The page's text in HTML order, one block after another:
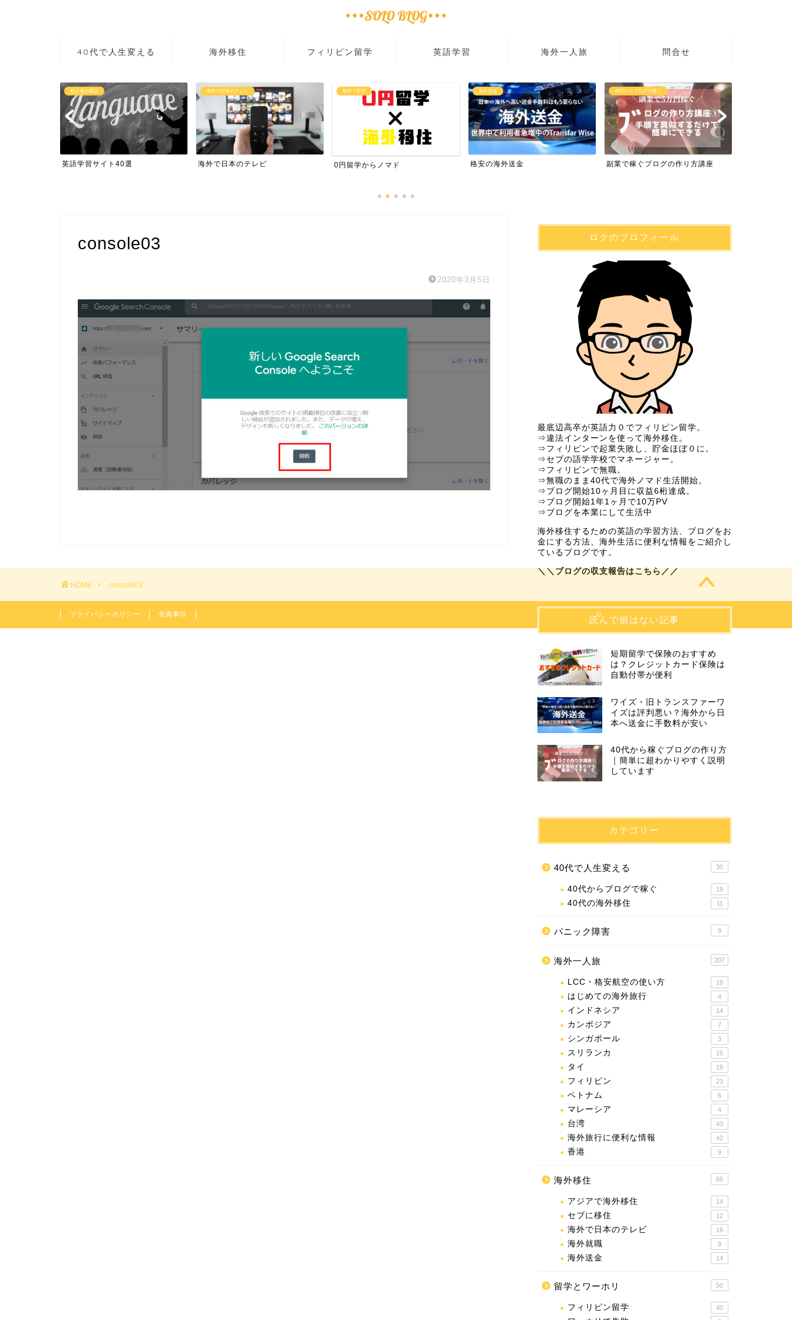
40代で人生変える 海外移住 フィリピン留学 英語学習 海外一人旅 問合せ
初心者の英語
英語学習サイト40選
海外で日本のテレビ
海外で日本のテレビ
無料で留学
0円留学からノマド
海外送金
格安の海外送金
40代からブログで稼ぐ
副業で稼ぐブログの作り方講座
console03
2020年3月5日
ロクのプロフィール
最底辺高卒が英語力０でフィリピン留学。
⇒違法インターンを使って海外移住。
⇒フィリピンで起業失敗し、貯金ほぼ０に。
⇒セブの語学学校でマネージャー。
⇒フィリピンで無職。
⇒無職のまま40代で海外ノマド生活開始。
⇒ブログ開始10ヶ月目に収益6桁達成。
⇒ブログ開始1年1ヶ月で10万PV
⇒ブログを本業にして生活中
海外移住するための英語の学習方法、ブログをお
金にする方法、海外生活に便利な情報をご紹介し
ているブログです。
＼＼ブログの収支報告はこちら／／
読んで損はない記事
短期留学で保険のおすすめ
は？クレジットカード保険は
自動付帯が便利
ワイズ・旧トランスファーワ
イズは評判悪い？海外から日
本へ送金に手数料が安い
40代から稼ぐブログの作り方
｜簡単に超わかりやすく説明
しています
カテゴリー
40代で人生変える 30
40代からブログで稼ぐ 19
40代の海外移住 11
パニック障害 9
海外一人旅 207
LCC・格安航空の使い方 18
はじめての海外旅行 4
インドネシア 14
カンボジア 7
シンガポール 3
スリランカ 15
タイ 19
フィリピン 23
ベトナム 6
マレーシア 4
台湾 43
海外旅行に便利な情報 42
香港 9
海外移住 65
アジアで海外移住 14
セブに移住 12
海外で日本のテレビ 16
海外就職 9
海外送金 14
留学とワーホリ 50
フィリピン留学 40
HOME console03
プライバシーポリシー 免責事項 2018–2026 SOLO BLOG – ソロブログ